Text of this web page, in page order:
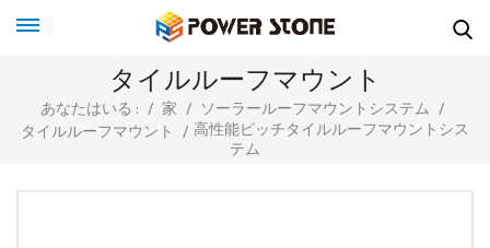
タイルルーフマウント
あなたはいる : / 家 / ソーラールーフマウントシステム /
タイルルーフマウント
/ 高性能ピッチタイルルーフマウントシス
テム